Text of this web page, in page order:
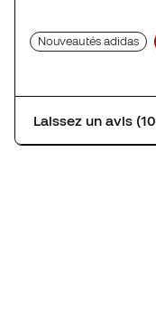
Nouveautés adidas
Laissez un